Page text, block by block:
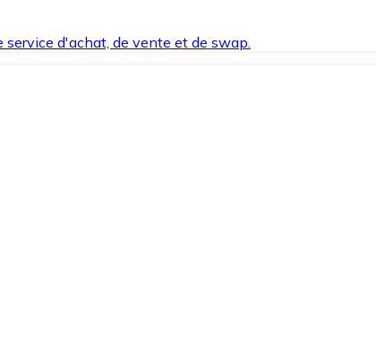
d'achat, de vente et de swap.